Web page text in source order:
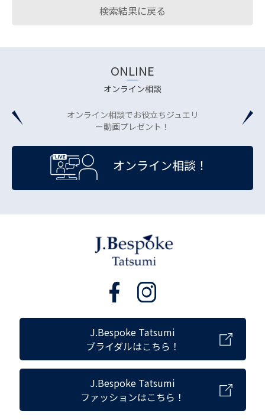
検索結果に戻る
ONLINE
オンライン相談
オンライン相談でお役立ちジュエリ
ー動画プレゼント！
オンライン相談！
J.Bespoke Tatsumi
ブライダルはこちら！
J.Bespoke Tatsumi
ファッションはこちら！